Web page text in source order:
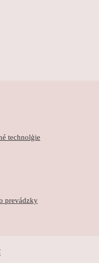
technolģie
prevádzky